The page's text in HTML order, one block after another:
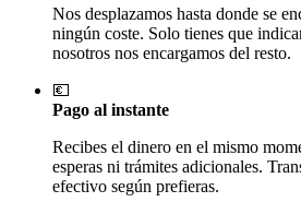
Nos desplazamos hasta donde se
ningún coste. Solo tienes que
nosotros nos encargamos del resto.
💶
Pago al instante
Recibes el dinero en el mismo
esperas ni trámites adicionales.
efectivo según prefieras.